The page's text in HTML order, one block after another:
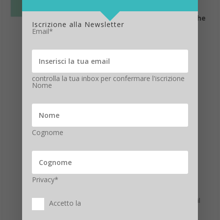
2) Qual è un segnale che l'e-mail che
hai ricevuto da un'azienda
L’email Richiede la tua password o
dipendenti di proteggere i dati
Usare un sistema che cripta le email
Iscrizione alla Newsletter
Email*
controlla la tua inbox per confermare l'iscrizione
Nome
Cognome
Privacy*
Accetto la